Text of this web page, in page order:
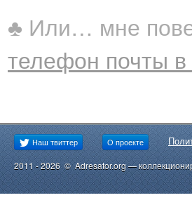
♣ Или… мне
телефон почты
Наш твиттер О проекте
2011 - 2026 © Adresator.org —